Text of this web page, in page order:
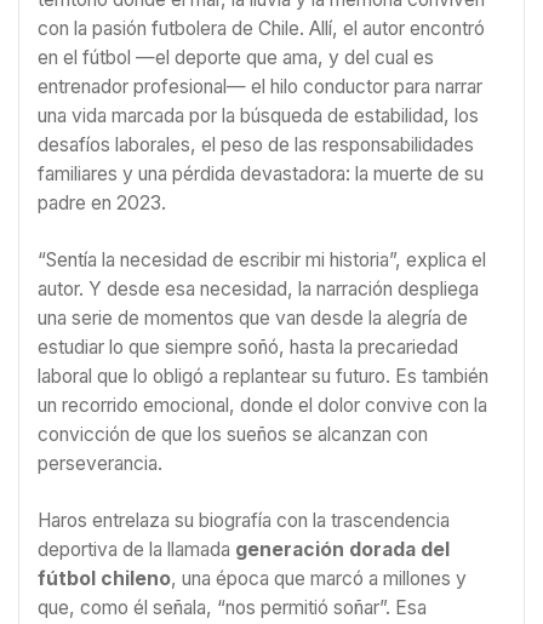
con la pasión futbolera de Chile. Allí, el autor encontró
en el fútbol —el deporte que ama, y del cual es
entrenador profesional— el hilo conductor para narrar
una vida marcada por la búsqueda de estabilidad, los
desafíos laborales, el peso de las responsabilidades
familiares y una pérdida devastadora: la muerte de su
padre en 2023.
“Sentía la necesidad de escribir mi historia”, explica el
autor. Y desde esa necesidad, la narración despliega
una serie de momentos que van desde la alegría de
estudiar lo que siempre soñó, hasta la precariedad
laboral que lo obligó a replantear su futuro. Es también
un recorrido emocional, donde el dolor convive con la
convicción de que los sueños se alcanzan con
perseverancia.
Haros entrelaza su biografía con la trascendencia
deportiva de la llamada generación dorada del
fútbol chileno, una época que marcó a millones y
que, como él señala, “nos permitió soñar”. Esa